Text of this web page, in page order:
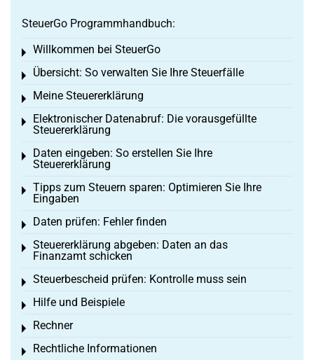
SteuerGo Programmhandbuch:
Willkommen bei SteuerGo
Toggle menu
Übersicht: So verwalten Sie Ihre Steuerfälle
Toggle menu
Meine Steuererklärung
Toggle menu
Elektronischer Datenabruf: Die vorausgefüllte
Steuererklärung
Toggle menu
Daten eingeben: So erstellen Sie Ihre
Steuererklärung
Toggle menu
Tipps zum Steuern sparen: Optimieren Sie Ihre
Eingaben
Toggle menu
Daten prüfen: Fehler finden
Toggle menu
Steuererklärung abgeben: Daten an das
Finanzamt schicken
Toggle menu
Steuerbescheid prüfen: Kontrolle muss sein
Toggle menu
Hilfe und Beispiele
Toggle menu
Rechner
Toggle menu
Rechtliche Informationen
Toggle menu